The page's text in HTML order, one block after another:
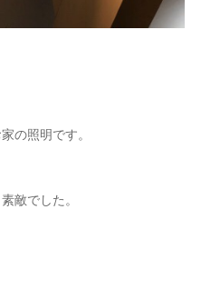
の照明です。
敵でした。